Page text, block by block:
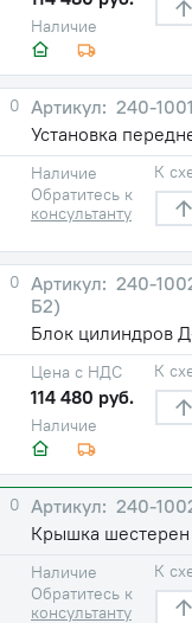
Наличие
0
240-
Установка
Наличие
Обратитесь к
консультанту
К
0
240-
Б2)
Блок цилиндров
Наличие
Цена с НДС
114 480 руб.
К
0
240-
Крышка
Наличие
Обратитесь к
консультанту
К